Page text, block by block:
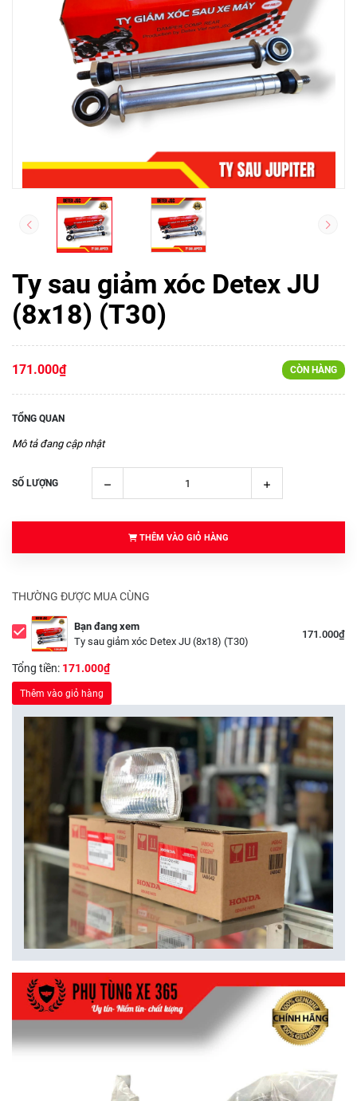
Ty sau giảm xóc Detex JU
(8x18) (T30)
171.000₫ CÒN HÀNG
TỔNG QUAN
Mô tả đang cập nhật
SỐ LƯỢNG
THÊM VÀO GIỎ HÀNG
THƯỜNG ĐƯỢC MUA CÙNG
Bạn đang xem
Ty sau giảm xóc Detex JU (8x18) (T30)
171.000₫
Tổng tiền: 171.000₫
Thêm vào giỏ hàng